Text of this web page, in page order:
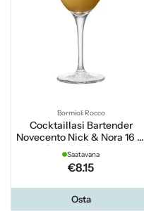
Bormioli Rocco
Cocktaillasi Bartender
Novecento Nick & Nora 16 cl
Bormioli Rocco
Saatavana
€8.15
Osta